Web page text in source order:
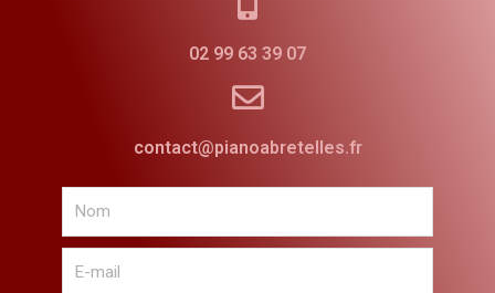
02 99 63 39 07
contact@pianoabretelles.fr
mail